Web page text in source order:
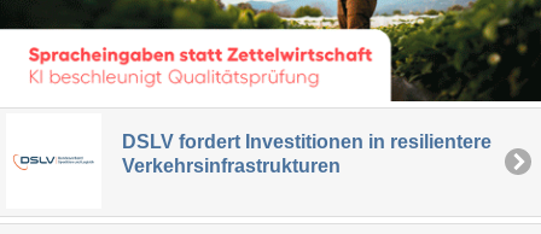
DSLV fordert Investitionen in resilientere
Verkehrsinfrastrukturen